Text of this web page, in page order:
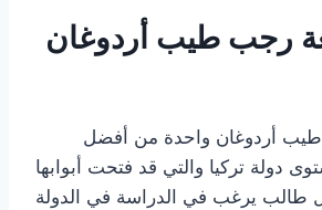
رجب طيب أردوغان
طيب أردوغان واحدة من أفضل
دولة تركيا والتي قد فتحت أبوابها
طالب يرغب في الدراسة في الدولة